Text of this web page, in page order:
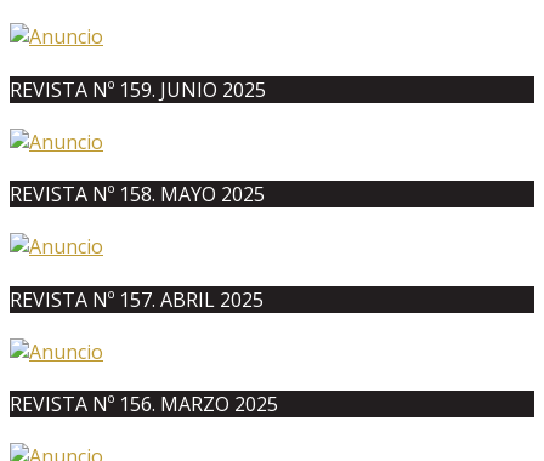
REVISTA Nº 159. JUNIO 2025
REVISTA Nº 158. MAYO 2025
REVISTA Nº 157. ABRIL 2025
REVISTA Nº 156. MARZO 2025